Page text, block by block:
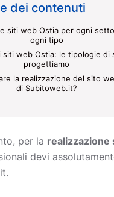
dei contenuti
siti web Ostia per ogni
ogni tipo
siti web Ostia: le tipologie di
progettiamo
la realizzazione del sito
di Subitoweb.it?
per la realizzazione
devi